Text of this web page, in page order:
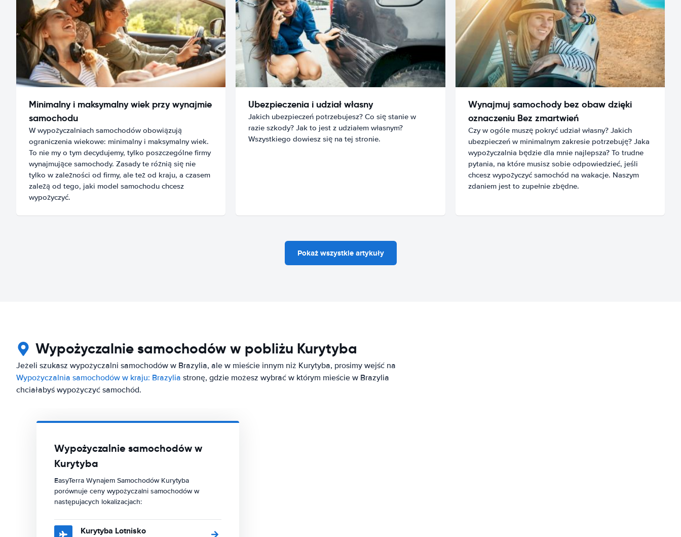
Minimalny i maksymalny wiek przy wynajmie
samochodu
W wypożyczalniach samochodów obowiązują
ograniczenia wiekowe: minimalny i maksymalny wiek.
To nie my o tym decydujemy, tylko poszczególne firmy
wynajmujące samochody. Zasady te różnią się nie
tylko w zależności od firmy, ale też od kraju, a czasem
zależą od tego, jaki model samochodu chcesz
wypożyczyć.
Ubezpieczenia i udział własny
Jakich ubezpieczeń potrzebujesz? Co się stanie w
razie szkody? Jak to jest z udziałem własnym?
Wszystkiego dowiesz się na tej stronie.
Wynajmuj samochody bez obaw dzięki
oznaczeniu Bez zmartwień
Czy w ogóle muszę pokryć udział własny? Jakich
ubezpieczeń w minimalnym zakresie potrzebuję? Jaka
wypożyczalnia będzie dla mnie najlepsza? To trudne
pytania, na które musisz sobie odpowiedzieć, jeśli
chcesz wypożyczyć samochód na wakacje. Naszym
zdaniem jest to zupełnie zbędne.
Pokaż wszystkie artykuły
Wypożyczalnie samochodów w pobliżu Kurytyba
Jeżeli szukasz wypożyczalni samochodów w Brazylia, ale w mieście innym niż Kurytyba, prosimy wejść na
Wypożyczalnia samochodów w kraju: Brazylia stronę, gdzie możesz wybrać w którym mieście w Brazylia
chciałabyś wypożyczyć samochód.
Wypożyczalnie samochodów w
Kurytyba
EasyTerra Wynajem Samochodów Kurytyba
porównuje ceny wypożyczalni samochodów w
następujacych lokalizacjach:
Kurytyba Lotnisko